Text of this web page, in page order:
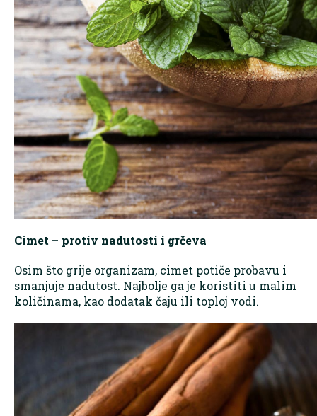
Cimet – protiv nadutosti i grčeva
Osim što grije organizam, cimet potiče probavu i
smanjuje nadutost. Najbolje ga je koristiti u malim
količinama, kao dodatak čaju ili toploj vodi.